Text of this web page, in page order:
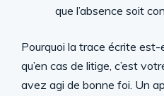
que l’absence soit
Pourquoi la trace écrite
qu’en cas de litige, c’est
avez agi de bonne foi. Un